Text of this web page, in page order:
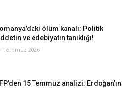
ölüm kanalı: Politik
ve edebiyatın tanıklığı!
Temmuz 2026
15 Temmuz analizi: Erdoğan’ın